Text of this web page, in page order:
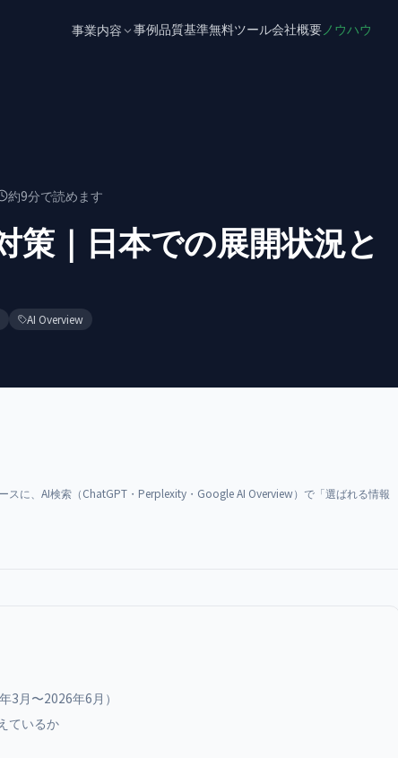
事業内容 事例品質基準無料ツール会社概要ノウハウ
約9分で読めます
｜日本での展開状況と
AI Overview
スに、AI検索（ChatGPT・Perplexity・Google AI Overview）で「選ばれる情報
3月〜2026年6月）
ているか